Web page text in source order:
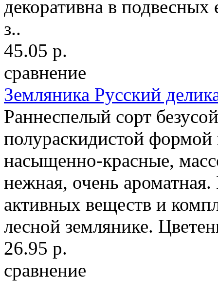
декоративна в
з..
45.05 р.
сравнение
Земляника Русский
Раннеспелый сорт
полураскидистой
насыщенно-красные,
нежная, очень
активных веществ и
лесной землянике.
26.95 р.
сравнение